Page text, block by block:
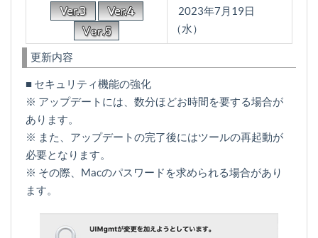
2023年7月19日
（水）
更新内容
■ セキュリティ機能の強化
※ アップデートには、数分ほどお時間を要する場合が
あります。
※ また、アップデートの完了後にはツールの再起動が
必要となります。
※ その際、Macのパスワードを求められる場合があり
ます。